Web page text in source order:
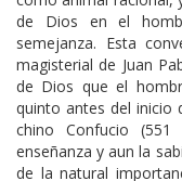
de Dios en el
semejanza. Esta
magisterial de Juan
de Dios que el
quinto antes del inicio
chino Confucio
enseñanza y aun la
de la natural